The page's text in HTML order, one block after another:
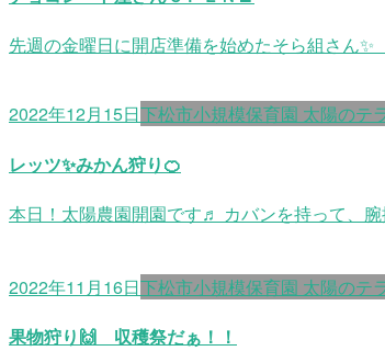
先週の金曜日に開店準備を始めたそら組さん
2022年12月15日下松市小規模保育園 太陽のテ
レッツ✨みかん狩り🍊
本日！太陽農園開園です♬ カバンを持って、
2022年11月16日下松市小規模保育園 太陽のテ
果物狩り🙌 収穫祭だぁ！！